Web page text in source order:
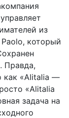
из
который
Правда,
как «Alitalia —
«Alitalia
задача на